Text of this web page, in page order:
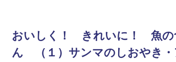
おいしく！ きれいに！ 魚の
ん （１）サンマのしおやき・